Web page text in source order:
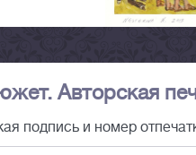
Авторская
подпись и номер